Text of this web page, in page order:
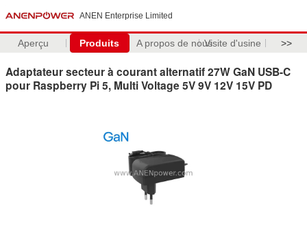
ANEN Enterprise Limited
Aperçu Produits A propos de nousVisite d'usine >>
Adaptateur secteur à courant alternatif 27W GaN USB-C
pour Raspberry Pi 5, Multi Voltage 5V 9V 12V 15V PD